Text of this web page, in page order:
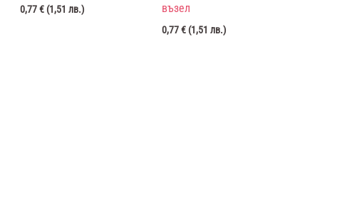
0,77€ (1,51 лв.)
възел
0,77€ (1,51лв.)